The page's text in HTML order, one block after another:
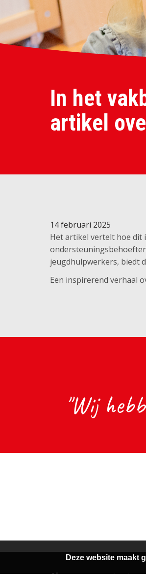
In het
artikel
14 februari 2025
Het artikel vertelt hoe dit
jeugdhulpwerkers, biedt
Een inspirerend verhaal
"Wij
Deze website maakt